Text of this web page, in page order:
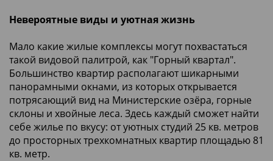
Невероятные виды и уютная жизнь
Мало какие жилые комплексы могут похвастаться
такой видовой палитрой, как "Горный квартал".
Большинство квартир располагают шикарными
панорамными окнами, из которых открывается
потрясающий вид на Министерские озёра, горные
склоны и хвойные леса. Здесь каждый сможет найти
себе жилье по вкусу: от уютных студий 25 кв. метров
до просторных трехкомнатных квартир площадью 81
кв. метр.